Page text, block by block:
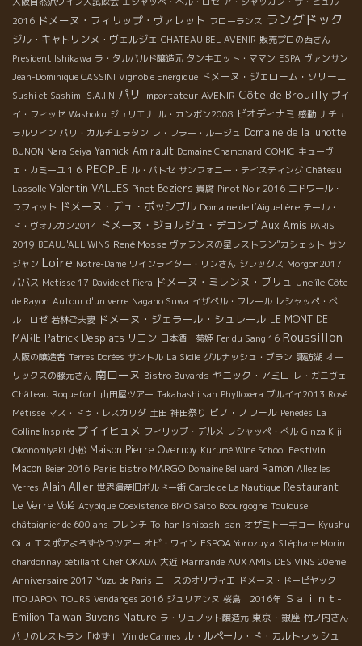
2016 ドメーヌ・フィリップ・ヴァレット フローランス ラングドック
ジル・キャトリンヌ・ヴェルジェ CHATEAU BEL AVENIR 販売プロの西さん
President Ishikawa ラ・タルバルド醸造元 タンキエット・ママン ESPA ヴァンサン
Jean-Dominique CASSINI Vignoble Energique ドメーヌ・ジェローム・ソリーニ
Sushi et Sashimi S.A.I.N パリ Importateur AVENIR Côte de Brouilly プイ
イ・フィッセ Washoku ジュリエナ ル・カンボン2008 ビオディナミ 感動 ナチュ
ラルワイン パリ・カルチエラタン レ・フラー・ルージュ Domaine de la lunotte
BUNON Nara Seiya Yannick Amirault Domaine Chamonard COMIC キューヴ
ェ・カミーユ１６ PEOPLE ル・バトセ サンフォニー・テイスティング Château
Lassolle Valentin VALLES Pinot Beziers 貴腐 Pinot Noir 2016 エドワール・
ラフィット ドメーヌ・デュ・ポッシブル Domaine de l’Aiguelière テール・
ド・ヴォルカン2014 ドメーヌ・ジョルジュ・デコンブ Aux Amis PARIS
2019 BEAUJ'ALL'WINS René Mosse ヴァランスの星レストラン”カシェット サン
ジャン Loire Notre-Dame ワインライター・リンさん シレックス Morgon2017
ババス Metisse 17 Davide et Piera ドメーヌ・ミレンヌ・ブリュ Une île Côte
de Rayon Autour d'un verre Nagano Suwa イザベル・フレール レシャッペ・ベ
ル ロゼ 若林ご夫妻 ドメーヌ・ジェラール・シュレール LE MONT DE
MARIE Patrick Desplats リヨン 日本酒 菊姫 Fer du Sang 16 Roussillon
大阪の醸造者 Terres Dorées サントル La Sicile グルナッシュ・ブラン 諏訪湖 オー
リックスの藤元さん 南ローヌ Bistro Buvards ヤニック・アミロ レ・ガニヴェ
Château Roquefort 山田屋ツアー Takahashi san Phylloxera ブルイイ2013 Rosé
Métisse マス・ドゥ・レスカリダ 土田 神田祭り ピノ・ノワール Penedès La
Colline Inspirée プイイヒュメ フィリップ・デルメ レシャッペ・ベル Ginza Kiji
Okonomiyaki 小松 Maison Pierre Overnoy Kurumé Wine School Festivin
Macon Beier 2016 Paris bistro MARGO Domaine Belluard Ramon Allez les
Verres Alain Allier 世界遺産旧ボルドー街 Carole de La Nautique Restaurant
Le Verre Volé Atypique Coexistence BMO Saito Boourgogne Toulouse
châtaignier de 600 ans フレンチ To-han Ishibashi san オザミトーキョー Kyushu
Oita エスポアよろずやつツアー オビ・ワイン ESPOA Yorozuya Stéphane Morin
chardonnay pétillant Chef OKADA 大近 Marmande AUX AMIS DES VINS 20eme
Anniversaire 2017 Yuzu de Paris ニースのオリヴィエ ドメーヌ・ドーピヤック
ITO JAPON TOURS Vendanges 2016 ジュリアンヌ 桜島 2016年 Ｓａｉｎｔ-
Emilion Taiwan Buvons Nature ラ・リュノット醸造元 東京・銀座 竹ノ内さん
パリのレストラン「ゆず」
Vin de Cannes ル・ルペール・ド・カルトゥッシュ